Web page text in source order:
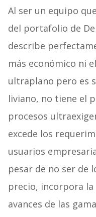
Al ser un equipo
del portafolio de
describe
más económico ni
ultraplano pero es
liviano, no tiene el
procesos
excede los
usuarios
pesar de no ser de
precio, incorpora
avances de las